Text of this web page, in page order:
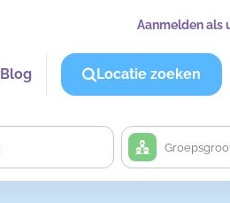
Aanmelden als
Blog Locatie zoeken